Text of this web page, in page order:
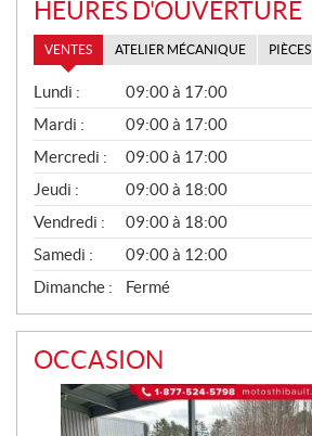
HEURES D'OUVERTURE
VENTES ATELIER MÉCANIQUE PIÈCES
V
E
N
T
E
S
Lundi :
09:00 à 17:00
Mardi :
09:00 à 17:00
Mercredi :
09:00 à 17:00
Jeudi :
09:00 à 18:00
Vendredi :
09:00 à 18:00
Samedi :
09:00 à 12:00
Dimanche :
Fermé
OCCASION